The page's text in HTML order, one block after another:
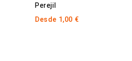
of
Perejil
Desde 1,00 €